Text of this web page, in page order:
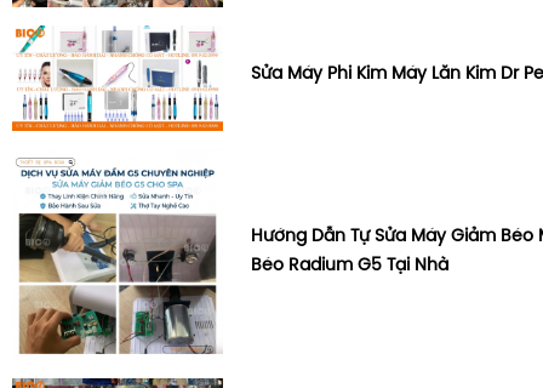
Sửa Máy Phi Kim Máy Lăn Kim Dr
Hướng Dẫn Tự Sửa Máy Giảm
Béo Radium G5 Tại Nhà